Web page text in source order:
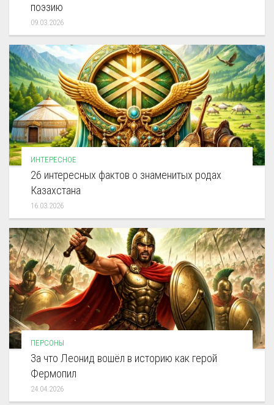
поэзию
09.03.2026
ИНТЕРЕСНОЕ
26 интересных фактов о знаменитых родах
Казахстана
16.03.2026
ПЕРСОНЫ
За что Леонид вошёл в историю как герой
Фермопил
24.04.2026